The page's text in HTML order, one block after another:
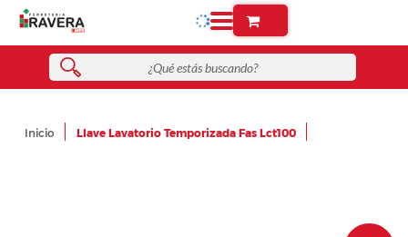
Inicio Llave Lavatorio Temporizada Fas Lct100